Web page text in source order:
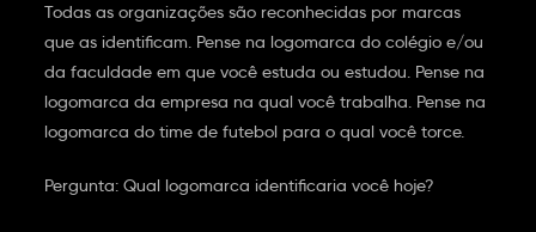
Todas as organizações são reconhecidas por marcas
que as identificam. Pense na logomarca do colégio e/ou
da faculdade em que você estuda ou estudou. Pense na
logomarca da empresa na qual você trabalha. Pense na
logomarca do time de futebol para o qual você torce.
Pergunta: Qual logomarca identificaria você hoje?